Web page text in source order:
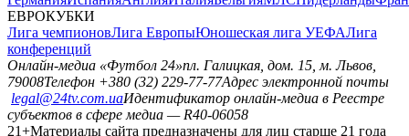
ЕВРОКУБКИ
Лига чемпионовЛига ЕвропыЮношеская лига УЕФАЛига
конференций
Онлайн-медиа «Футбол 24»пл. Галицкая, дом. 15, м. Львов,
79008Телефон +380 (32) 229-77-77Адрес электронной почты
legal@24tv.com.uaИдентификатор онлайн-медиа в Реестре
субъектов в сфере медиа — R40-06058
21+Материалы сайта предназначены для лиц старше 21 года